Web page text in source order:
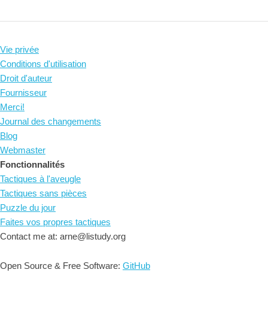
Vie privée
Conditions d'utilisation
Droit d'auteur
Fournisseur
Merci!
Journal des changements
Blog
Webmaster
Fonctionnalités
Tactiques à l'aveugle
Tactiques sans pièces
Puzzle du jour
Faites vos propres tactiques
Contact me at: arne@listudy.org
Open Source & Free Software: GitHub